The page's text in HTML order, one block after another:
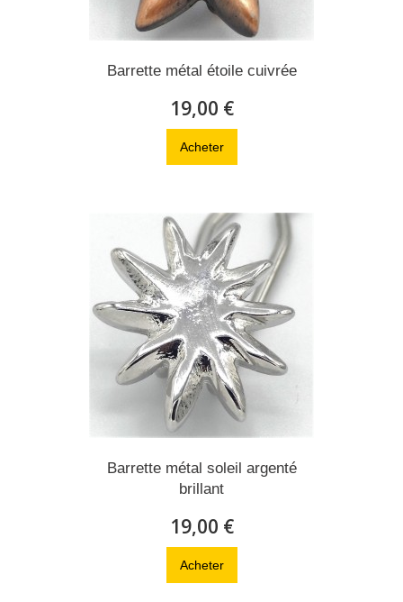
Barrette métal étoile cuivrée
19,00 €
Acheter
Barrette métal soleil argenté
brillant
19,00 €
Acheter